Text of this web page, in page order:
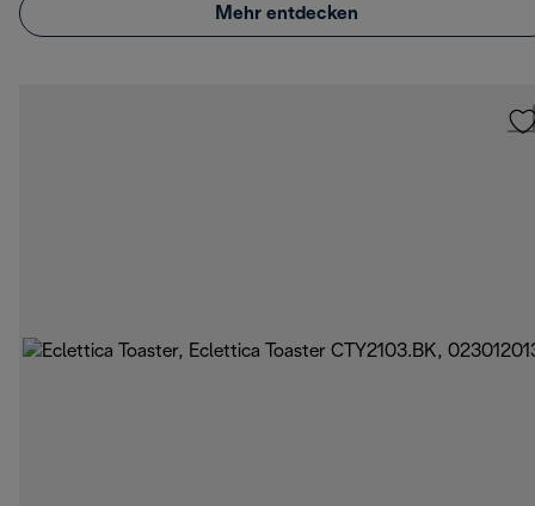
Mehr entdecken